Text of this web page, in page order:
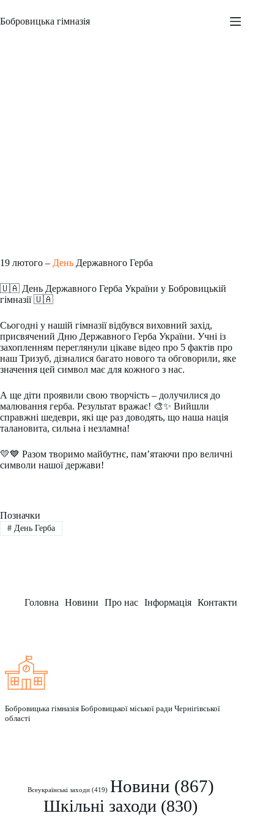
до
вмісту
Бобровицька гімназія
19 лютого – День Державного Герба
🇺🇦 День Державного Герба України у Бобровицькій
гімназії 🇺🇦
Сьогодні у нашій гімназії відбувся виховний захід,
присвячений Дню Державного Герба України. Учні із
захопленням переглянули цікаве відео про 5 фактів про
наш Тризуб, дізналися багато нового та обговорили, яке
значення цей символ має для кожного з нас.
А ще діти проявили свою творчість – долучилися до
малювання герба. Результат вражає! 🎨✨ Вийшли
справжні шедеври, які ще раз доводять, що наша нація
талановита, сильна і незламна!
💛💙 Разом творимо майбутнє, пам’ятаючи про величні
символи нашої держави!
Позначки
#День Герба
Головна Новини Про нас Інформація Контакти
Бобровицька гімназія Бобровицької міської ради Чернігівської
області
Всеукраїнські заходи(419) Новини (867)
Шкільні заходи (830)